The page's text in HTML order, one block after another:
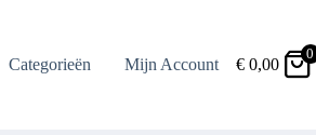
Categorieën Mijn Account €0,00
0